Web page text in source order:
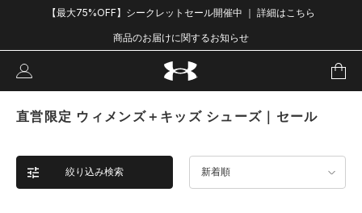
【最大75%OFF】シークレットセール開催中 ｜ 詳細はこちら
商品のお届けに関するお知らせ
直営限定 ウィメンズ＋キッズ シューズ｜セール
絞り込み検索 新着順